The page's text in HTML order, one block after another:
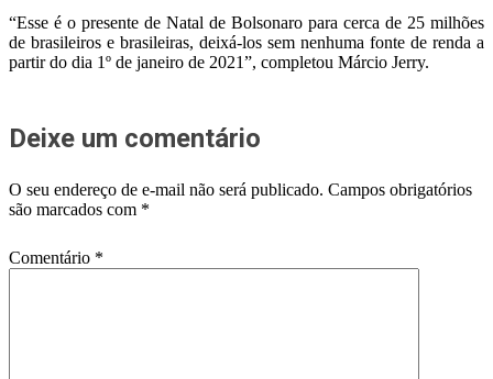
“Esse é o presente de Natal de Bolsonaro para cerca de 25 milhões
de brasileiros e brasileiras, deixá-los sem nenhuma fonte de renda a
partir do dia 1º de janeiro de 2021”, completou Márcio Jerry.
Deixe um comentário
O seu endereço de e-mail não será publicado. Campos obrigatórios
são marcados com *
Comentário *